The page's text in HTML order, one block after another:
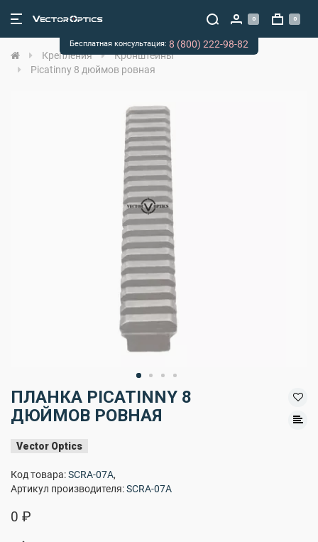
0 0
Крепления
Кронштейны
Picatinny 8 дюймов ровная
ПЛАНКА PICATINNY 8
ДЮЙМОВ РОВНАЯ
Vector Optics
Код товара:SCRA-07A,
Артикул производителя:SCRA-07A
0 ₽
Бесплатная консультация: 8 (800) 222-98-82